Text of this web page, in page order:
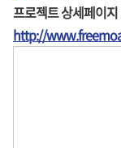
프로젝트 상세페이지
http://